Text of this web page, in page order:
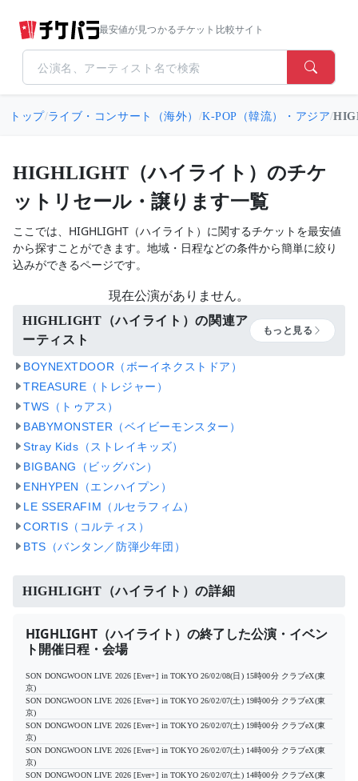
最安値が見つかるチケット比較サイト
トップ/ライブ・コンサート（海外） /K-POP（韓流）・アジア/
HIGHLIGHT（ハイライト）のチケ
ットリセール・譲ります一覧
ここでは、HIGHLIGHT（ハイライト）に関するチケットを最安値
から探すことができます。地域・日程などの条件から簡単に絞り
込みができるページです。
現在公演がありません。
HIGHLIGHT（ハイライト）の関連ア
ーティスト
もっと見る
BOYNEXTDOOR（ボーイネクストドア）
TREASURE（トレジャー）
TWS（トゥアス）
BABYMONSTER（ベイビーモンスター）
Stray Kids（ストレイキッズ）
BIGBANG（ビッグバン）
ENHYPEN（エンハイプン）
LE SSERAFIM（ルセラフィム）
CORTIS（コルティス）
BTS（バンタン／防弾少年団）
HIGHLIGHT（ハイライト）の詳細
HIGHLIGHT（ハイライト）の終了した公演・イベン
ト開催日程・会場
SON DONGWOON LIVE 2026 [Ever+] in TOKYO 26/02/08(日) 15時00分 クラブeX(東
京)
SON DONGWOON LIVE 2026 [Ever+] in TOKYO 26/02/07(土) 19時00分 クラブeX(東
京)
SON DONGWOON LIVE 2026 [Ever+] in TOKYO 26/02/07(土) 19時00分 クラブeX(東
京)
SON DONGWOON LIVE 2026 [Ever+] in TOKYO 26/02/07(土) 14時00分 クラブeX(東
京)
SON DONGWOON LIVE 2026 [Ever+] in TOKYO 26/02/07(土) 14時00分 クラブeX(東